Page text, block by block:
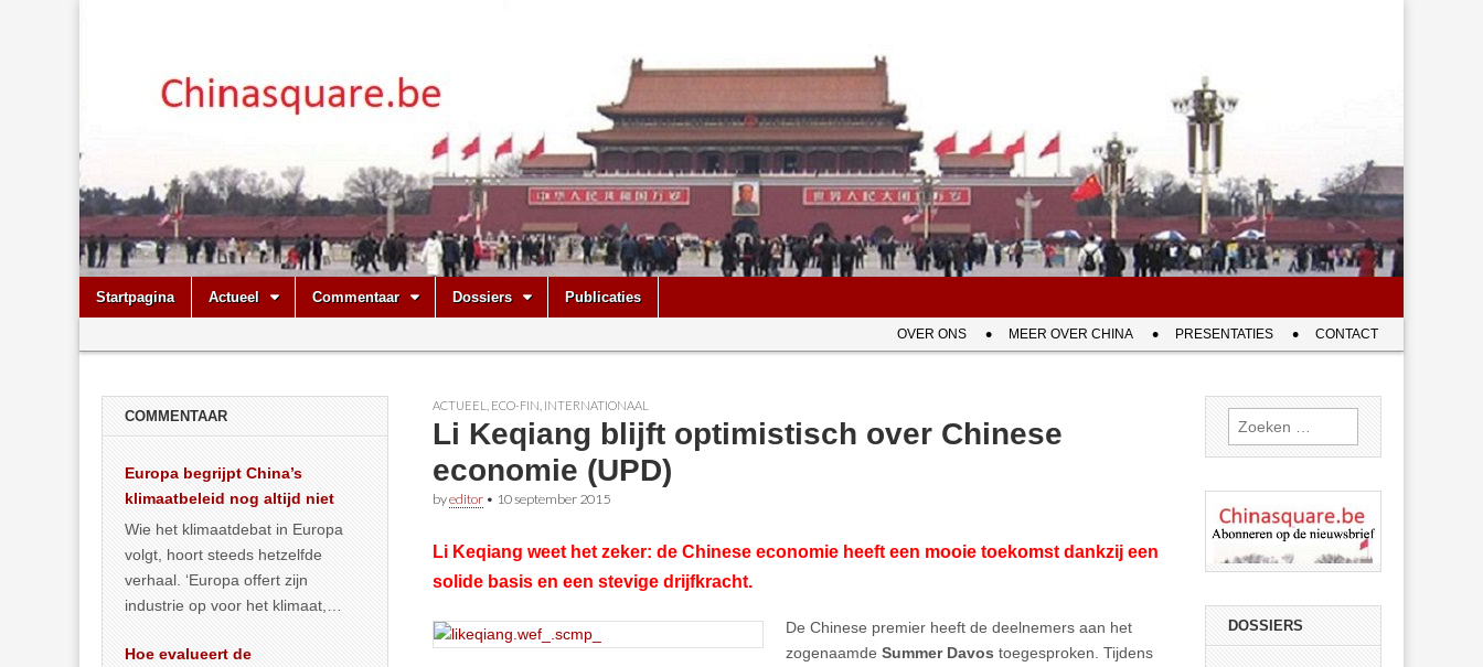
Chinasquare.be
Main
menu
Skip
Startpagina Actueel Commentaar Dossiers Publicaties
menu
OVER ONS MEER OVER CHINA PRESENTATIES CONTACT
ACTUEEL ECO-FIN INTERNATIONAAL
Li Keqiang blijft optimistisch over Chinese
economie (UPD)
byeditor • 10 september 2015
Li Keqiang weet het zeker: de Chinese economie heeft een mooie toekomst dankzij een
solide basis en een stevige drijfkracht.
De Chinese premier heeft de deelnemers aan het
zogenaamde Summer Davos toegesproken. Tijdens
COMMENTAAR
Europa begrijpt China’s
klimaatbeleid nog altijd niet
Wie het klimaatdebat in Europa
volgt, hoort steeds hetzelfde
verhaal. ‘Europa offert zijn
industrie op voor het klimaat,
vergroening… >> lees meer
Hoe evalueert de
Zoeken
naar:
DOSSIERS